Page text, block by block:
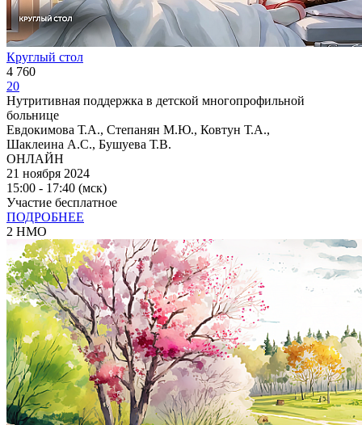
Круглый стол
4 760
20
Нутритивная поддержка в детской многопрофильной
больнице
Евдокимова Т.А., Степанян М.Ю., Ковтун Т.А.,
Шаклеина А.С., Бушуева Т.В.
ОНЛАЙН
21 ноября 2024
15:00 - 17:40 (мск)
Участие бесплатное
ПОДРОБНЕЕ
2 НМО